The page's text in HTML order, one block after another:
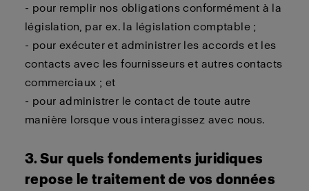
- pour remplir nos obligations conformément à la
législation, par ex. la législation comptable ;
- pour exécuter et administrer les accords et les
contacts avec les fournisseurs et autres contacts
commerciaux ; et
- pour administrer le contact de toute autre
manière lorsque vous interagissez avec nous.
3. Sur quels fondements juridiques
repose le traitement de vos données